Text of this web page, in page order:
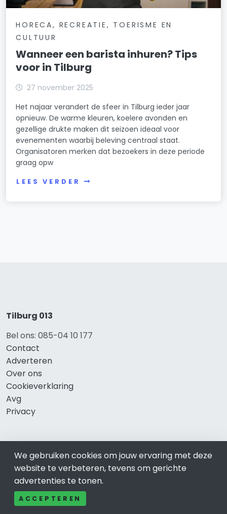
HORECA, RECREATIE, TOERISME EN
CULTUUR
Wanneer een barista inhuren? Tips
voor in Tilburg
27 november 2025
Het najaar verandert de sfeer in Tilburg ieder jaar
opnieuw. De warme kleuren, koelere avonden en
gezellige drukte maken dit seizoen ideaal voor
evenementen waarbij beleving centraal staat.
Organisatoren merken dat bezoekers in deze periode
graag opw
LEES VERDER
Tilburg 013
Bel ons: 085-04 10 177
Contact
Adverteren
Over ons
Cookieverklaring
Avg
Privacy
Direct naar
Rijscholen Tilburg
Fietswinkels Tilburg
Taxi Tilburg
We gebruiken cookies om jouw ervaring met deze
website te verbeteren, tevens om gerichte
advertenties te tonen.
ACCEPTEREN